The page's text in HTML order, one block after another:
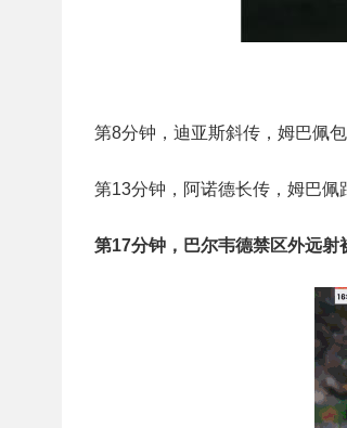
第8分钟，迪亚斯斜传，姆巴佩
第13分钟，阿诺德长传，姆巴佩
第17分钟，巴尔韦德禁区外远射